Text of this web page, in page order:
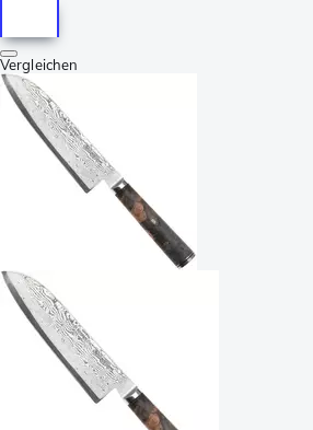
Vergleichen